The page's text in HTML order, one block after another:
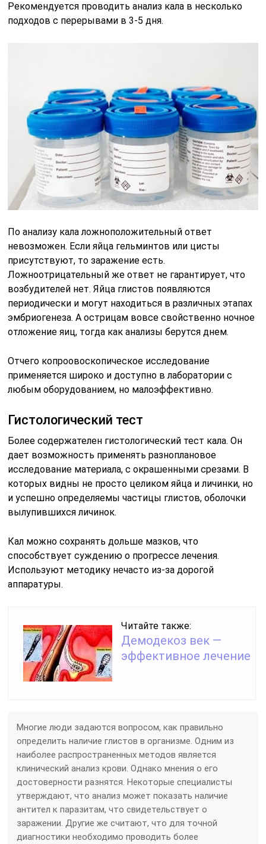
Рекомендуется проводить анализ кала в несколько
подходов с перерывами в 3-5 дня.
По анализу кала ложноположительный ответ
невозможен. Если яйца гельминтов или цисты
присутствуют, то заражение есть.
Ложноотрицательный же ответ не гарантирует, что
возбудителей нет. Яйца глистов появляются
периодически и могут находиться в различных этапах
эмбриогенеза. А острицам вовсе свойственно ночное
отложение яиц, тогда как анализы берутся днем.
Отчего копроовоскопическое исследование
применяется широко и доступно в лаборатории с
любым оборудованием, но малоэффективно.
Гистологический тест
Более содержателен гистологический тест кала. Он
дает возможность применять разноплановое
исследование материала, с окрашенными срезами. В
которых видны не просто целиком яйца и личинки, но
и успешно определяемы частицы глистов, оболочки
вылупившихся личинок.
Кал можно сохранять дольше мазков, что
способствует суждению о прогрессе лечения.
Используют методику нечасто из-за дорогой
аппаратуры.
Читайте также:
Демодекоз век —
эффективное лечение
Многие люди задаются вопросом, как правильно
определить наличие глистов в организме. Одним из
наиболее распространенных методов является
клинический анализ крови. Однако мнения о его
достоверности разнятся. Некоторые специалисты
утверждают, что анализ может показать наличие
антител к паразитам, что свидетельствует о
заражении. Другие же считают, что для точной
диагностики необходимо проводить более